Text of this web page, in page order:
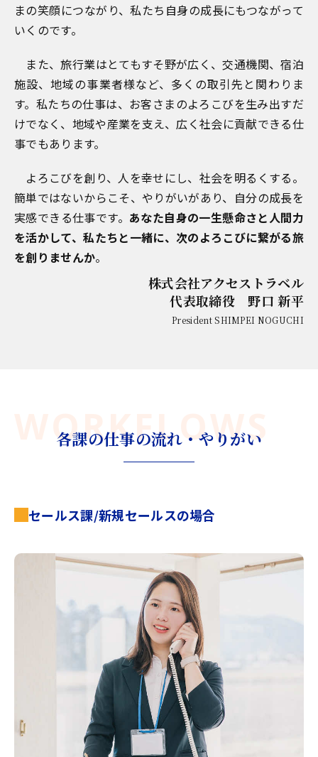
まの笑顔につながり、私たち自身の成長にもつながって
いくのです。
また、旅行業はとてもすそ野が広く、交通機関、宿泊
施設、地域の事業者様など、多くの取引先と関わりま
す。私たちの仕事は、お客さまのよろこびを生み出すだ
けでなく、地域や産業を支え、広く社会に貢献できる仕
事でもあります。
よろこびを創り、人を幸せにし、社会を明るくする。
簡単ではないからこそ、やりがいがあり、自分の成長を
実感できる仕事です。 あなた自身の一生懸命さと人間力
を活かして、私たちと一緒に、次のよろこびに繋がる旅
を創りませんか。
株式会社アクセストラベル
代表取締役 野口 新平
President SHIMPEI NOGUCHI
WORKFLOWS
各課の仕事の流れ・やりがい
セールス課/新規セールスの場合